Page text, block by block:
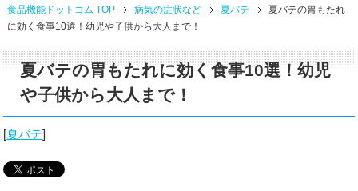
食品機能ドットコム TOP 病気の症状など 夏バテ
夏バテの胃もたれ
に効く食事10選！幼児や子供から大人まで！
夏バテの胃もたれに効く食事10選！幼児
や子供から大人まで！
[夏バテ]